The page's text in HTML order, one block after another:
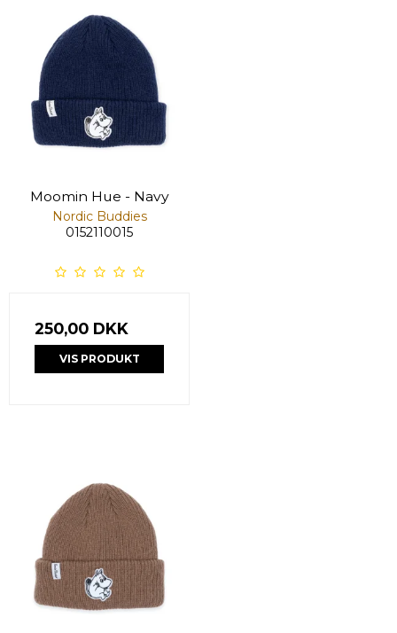
Moomin Hue - Navy
Nordic Buddies
0152110015
250,00 DKK
VIS PRODUKT